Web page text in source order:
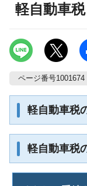
軽自動車税
ページ番号1001674
軽自動車税
軽自動車税